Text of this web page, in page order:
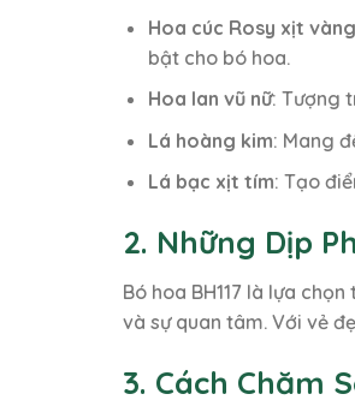
Hoa cúc Rosy xịt vàng
bật cho bó hoa.
Hoa lan vũ nữ: Tượng
Lá hoàng kim: Mang
Lá bạc xịt tím: Tạo
2. Những Dịp
Bó hoa BH117 là lựa
và sự quan tâm. Với vẻ
3. Cách Chăm